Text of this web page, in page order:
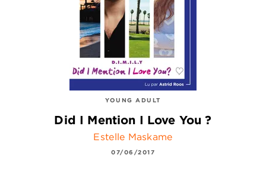
YOUNG ADULT
Did I Mention I Love You ?
Estelle Maskame
07/06/2017